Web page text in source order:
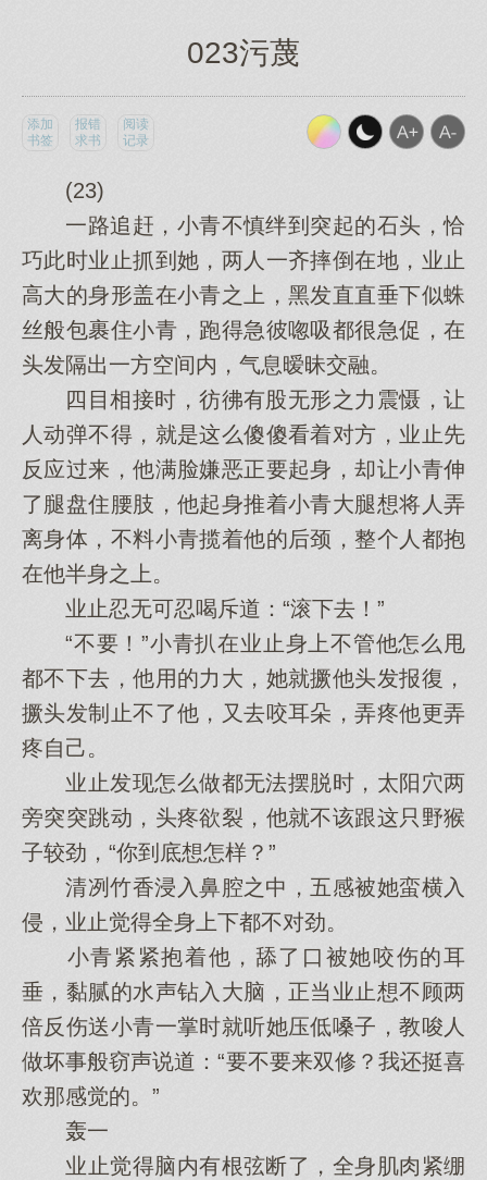
023污蔑
添加
书签
报错
求书
阅读
记录
(23)
一路追赶，小青不慎绊到突起的石头，恰
巧此时业止抓到她，两人一齐摔倒在地，业止
高大的身形盖在小青之上，黑发直直垂下似蛛
丝般包裹住小青，跑得急彼唿吸都很急促，在
头发隔出一方空间内，气息暧昧交融。
四目相接时，彷彿有股无形之力震慑，让
人动弹不得，就是这么傻傻看着对方，业止先
反应过来，他满脸嫌恶正要起身，却让小青伸
了腿盘住腰肢，他起身推着小青大腿想将人弄
离身体，不料小青揽着他的后颈，整个人都抱
在他半身之上。
业止忍无可忍喝斥道：“滚下去！”
“不要！”小青扒在业止身上不管他怎么甩
都不下去，他用的力大，她就撅他头发报復，
撅头发制止不了他，又去咬耳朵，弄疼他更弄
疼自己。
业止发现怎么做都无法摆脱时，太阳穴两
旁突突跳动，头疼欲裂，他就不该跟这只野猴
子较劲，“你到底想怎样？”
清冽竹香浸入鼻腔之中，五感被她蛮横入
侵，业止觉得全身上下都不对劲。
小青紧紧抱着他，舔了口被她咬伤的耳
垂，黏腻的水声钻入大脑，正当业止想不顾两
倍反伤送小青一掌时就听她压低嗓子，教唆人
做坏事般窃声说道：“要不要来双修？我还挺喜
欢那感觉的。”
轰一
业止觉得脑内有根弦断了，全身肌肉紧绷